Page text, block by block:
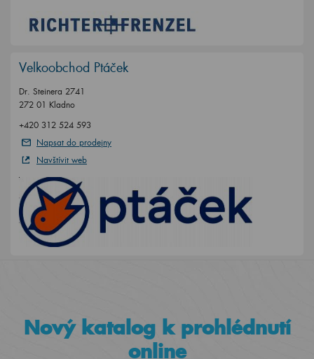
Velkoobchod Ptáček
Dr. Steinera 2741
272 01 Kladno
+420 312 524 593
Napsat do prodejny
Navštívit web
Nový katalog k prohlédnutí
online